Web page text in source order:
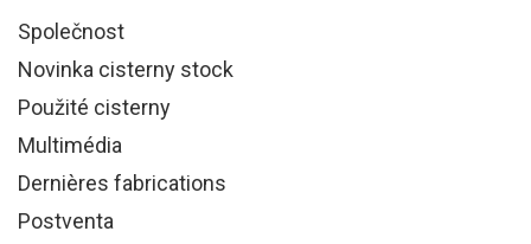
Společnost
Novinka cisterny stock
Použité cisterny
Multimédia
Dernières fabrications
Postventa